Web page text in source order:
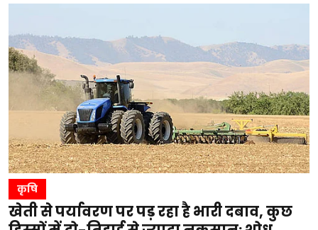
कृषि
खेती से पर्यावरण पर पड़ रहा है भारी दबाव, कुछ